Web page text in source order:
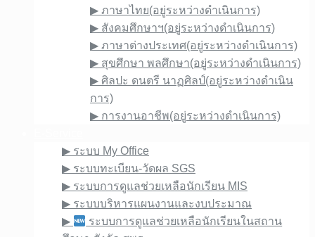
▶︎ ภาษาไทย(อยู่ระหว่างดำเนินการ)
▶︎ สังคมศึกษาฯ(อยู่ระหว่างดำเนินการ)
▶︎ ภาษาต่างประเทศ(อยู่ระหว่างดำเนินการ)
▶︎ สุขศึกษา พลศึกษา(อยู่ระหว่างดำเนินการ)
▶︎ ศิลปะ ดนตรี นาฏศิลป์(อยู่ระหว่างดำเนิน
การ)
▶︎ การงานอาชีพ(อยู่ระหว่างดำเนินการ)
▶︎ ระบบ My Office
▶︎ ระบบทะเบียน-วัดผล SGS
▶︎ ระบบการดูแลช่วยเหลือนักเรียน MIS
▶︎ ระบบบริหารแผนงานและงบประมาณ
▶︎
ระบบการดูแลช่วยเหลือนักเรียนในสถาน